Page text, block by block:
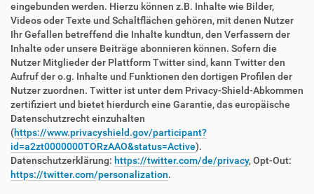
eingebunden werden. Hierzu können z.B. Inhalte wie Bilder,
Videos oder Texte und Schaltflächen gehören, mit denen Nutzer
Ihr Gefallen betreffend die Inhalte kundtun, den Verfassern der
Inhalte oder unsere Beiträge abonnieren können. Sofern die
Nutzer Mitglieder der Plattform Twitter sind, kann Twitter den
Aufruf der o.g. Inhalte und Funktionen den dortigen Profilen der
Nutzer zuordnen. Twitter ist unter dem Privacy-Shield-Abkommen
zertifiziert und bietet hierdurch eine Garantie, das europäische
Datenschutzrecht einzuhalten
(https://www.privacyshield.gov/participant?
id=a2zt0000000TORzAAO&status=Active).
Datenschutzerklärung: https://twitter.com/de/privacy, Opt-Out:
https://twitter.com/personalization.